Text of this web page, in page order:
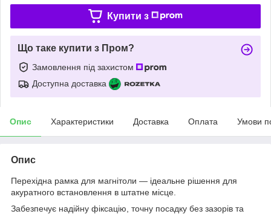
Купити з
Що таке купити з Пром?
Замовлення під захистом
Доступна доставка
Опис Характеристики Доставка Оплата Умови
Опис
Перехідна рамка для магнітоли — ідеальне рішення для
акуратного встановлення в штатне місце.
Забезпечує надійну фіксацію, точну посадку без зазорів та